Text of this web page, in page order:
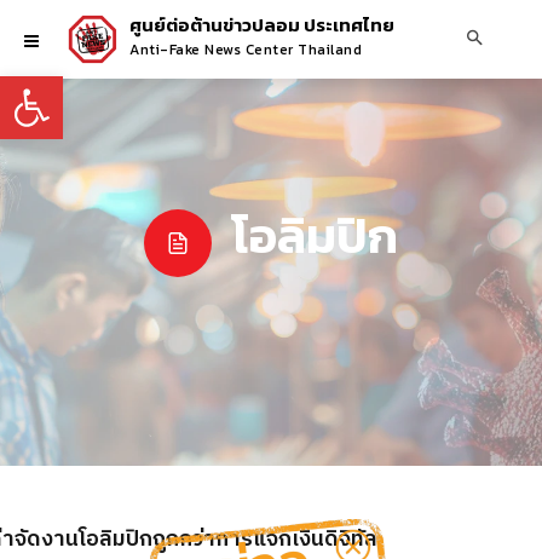
Open toolbar
ศูนย์ต่อต้านข่าวปลอม ประเทศไทย
Anti-Fake News Center Thailand
โอลิมปิก
จัดงานโอลิมปิกถูกกว่าการแจกเงินดิจิทัล